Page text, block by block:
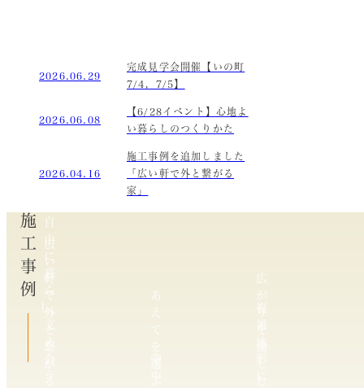
2026.06.29
完成見学会開催【いの町
7/4，7/5】
2026.06.08
【6/28イベント】心地よ
い暮らしのつくりかた
2026.04.16
施工事例を追加しました
「広い軒で外と繋がる
家」
施工事例
広
い
軒
で
外
と
繋
が
る
あ
え
て
を
選
広
が
り
を
愉
し
自
由
に
暮
ら
し、
支
え
合
う
空
複
雑
地
形